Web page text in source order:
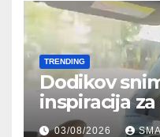
TRENDING
Dodikov
inspiracija
kroz
03/08/2026